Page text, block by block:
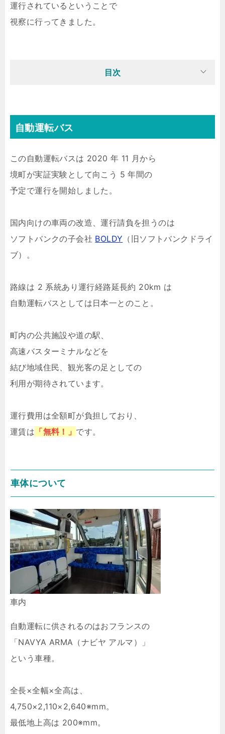
運行されているということで
視察に行ってきました。
目次
自動運転バス
この自動運転バスは 2020 年 11 月から
境町が実証実験として向こう 5 年間の
予定で運行を開始しました。
国内向けの車両の改造、運行請負を担うのは
ソフトバンクの子会社 BOLDY （旧ソフトバンクドライ
ブ）。
路線は 2 系統あり運行経路延長約 20km は
自動運転バスとしては日本一とのこと。
町内の公共施設や道の駅、
高速バスターミナルなどを
結び地域住民、観光客の足としての
利用が期待されています。
運行費用は全額町が負担しており、
運賃は 「無料！」 です。
車体について
車内
自動運転に供されるのはおフランスの
「NAVYA ARMA（ナビヤ アルマ）」
という車種。
全長×全幅×全高は、
4,750×2,110×2,640※mm。
最低地上高は 200※mm。